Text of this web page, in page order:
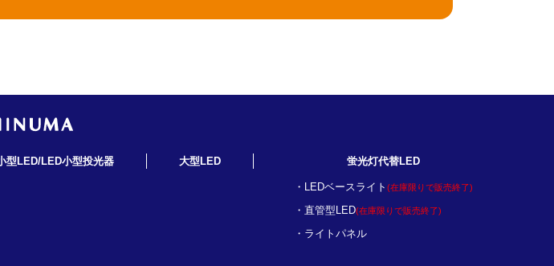
型LED/LED小型投光器 大型LED 蛍光灯代替LED
LEDベースライト (在庫限りで販売終了)
直管型LED(在庫限りで販売終了)
ライトパネル